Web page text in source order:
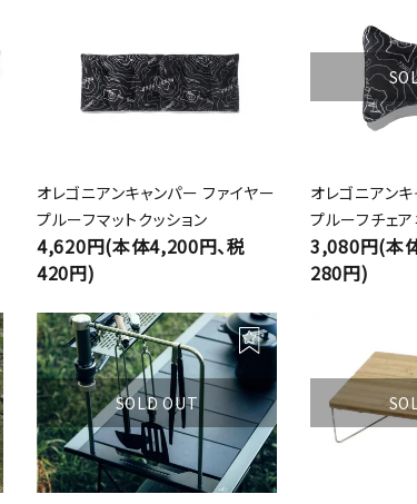
オレゴニアンキャンパー ファイヤー
プルーフマットクッション
4,620円(本体4,200円、税
420円)
オレゴニアン
プルーフチェア
3,080円(本
280円)
SOLD OUT